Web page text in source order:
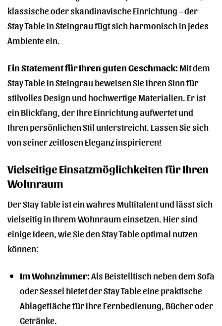
klassische oder skandinavische Einrichtung – der
Stay Table in Steingrau fügt sich harmonisch in jedes
Ambiente ein.
Ein Statement für Ihren guten Geschmack:Mit dem
Stay Table in Steingrau beweisen Sie Ihren Sinn für
stilvolles Design und hochwertige Materialien. Er ist
ein Blickfang, der Ihre Einrichtung aufwertet und
Ihren persönlichen Stil unterstreicht. Lassen Sie sich
von seiner zeitlosen Eleganz inspirieren!
Vielseitige Einsatzmöglichkeiten für Ihren
Wohnraum
Der Stay Table ist ein wahres Multitalent und lässt sich
vielseitig in Ihrem Wohnraum einsetzen. Hier sind
einige Ideen, wie Sie den Stay Table optimal nutzen
können:
Im Wohnzimmer:Als Beistelltisch neben dem Sofa
oder Sessel bietet der Stay Table eine praktische
Ablagefläche für Ihre Fernbedienung, Bücher oder
Getränke.